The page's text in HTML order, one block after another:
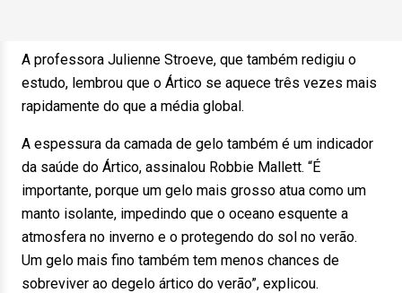
A professora Julienne Stroeve, que também redigiu o
estudo, lembrou que o Ártico se aquece três vezes mais
rapidamente do que a média global.
A espessura da camada de gelo também é um indicador
da saúde do Ártico, assinalou Robbie Mallett. “É
importante, porque um gelo mais grosso atua como um
manto isolante, impedindo que o oceano esquente a
atmosfera no inverno e o protegendo do sol no verão.
Um gelo mais fino também tem menos chances de
sobreviver ao degelo ártico do verão”, explicou.